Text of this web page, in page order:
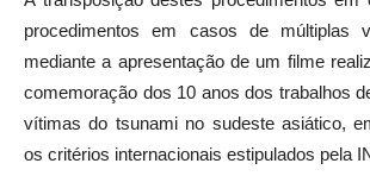
procedimentos em casos de múltiplas
mediante a apresentação de um filme
comemoração dos 10 anos dos trabalhos
vítimas do tsunami no sudeste asiático,
os critérios internacionais estipulados pela